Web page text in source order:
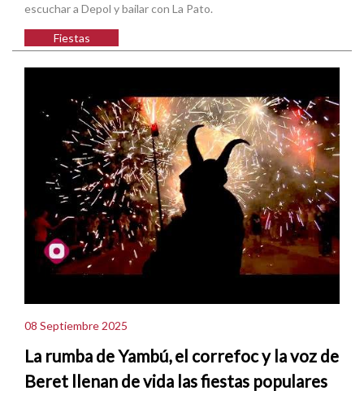
escuchar a Depol y bailar con La Pato.
Fiestas
08 Septiembre 2025
La rumba de Yambú, el correfoc y la voz de
Beret llenan de vida las fiestas populares